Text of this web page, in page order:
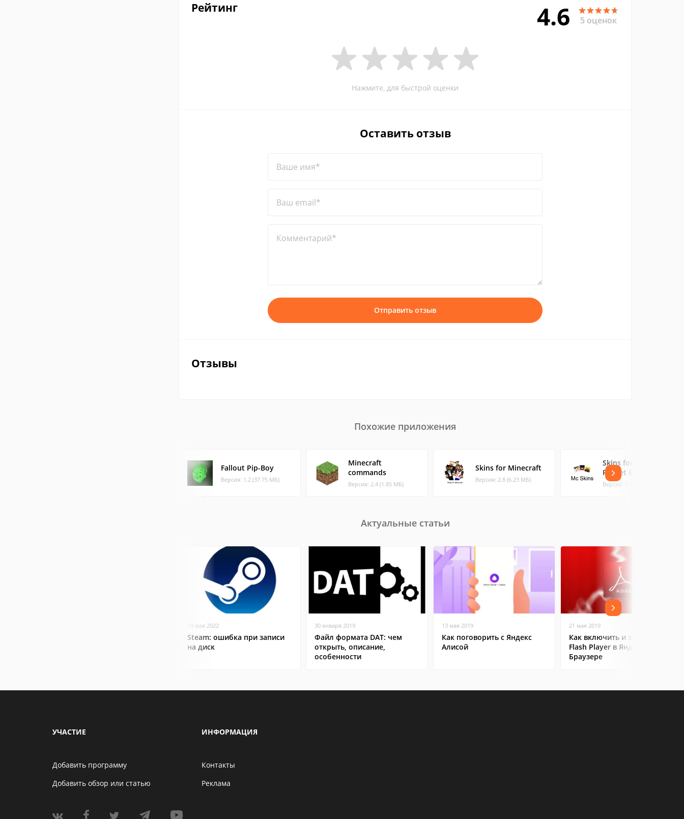
Рейтинг 4.6 5 оценок
Нажмите, для быстрой оценки
Оставить отзыв
Ваше имя*
Ваш email*
Комментарий*
Отправить отзыв
Отзывы
Похожие приложения
Fallout Pip-Boy
Версия: 1.2 (37.75 МБ)
Minecraft
commands
Версия: 2.4 (1.85 МБ)
Skins for Minecraft
Версия: 2.8 (6.23 МБ)
Skins for Minecraft
Pocket Ed
Версия: 3.2 (0.89 МБ)
Актуальные статьи
19 мая 2022
Steam: ошибка при записи
на диск
30 января 2019
Файл формата DAT: чем
открыть, описание,
особенности
13 мая 2019
Как поговорить с Яндекс
Алисой
21 мая 2019
Как включить и запустить
Flash Player в Яндекс
Браузере
УЧАСТИЕ
Добавить программу
Добавить обзор или статью
ИНФОРМАЦИЯ
Контакты
Реклама